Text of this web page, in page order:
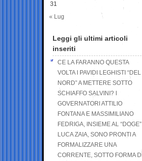
31
« Lug
Leggi gli ultimi articoli
inseriti
CE LA FARANNO QUESTA
VOLTA I PAVIDI LEGHISTI “DEL
NORD” A METTERE SOTTO
SCHIAFFO SALVINI? I
GOVERNATORI ATTILIO
FONTANA E MASSIMILIANO
FEDRIGA, INSIEME AL “DOGE”
LUCA ZAIA, SONO PRONTI A
FORMALIZZARE UNA
CORRENTE, SOTTO FORMA DI